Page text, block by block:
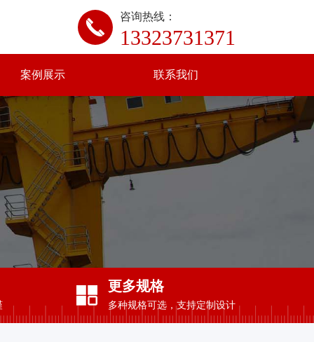
咨询热线：
13323731371
案例展示 联系我们
更多规格
多种规格可选，支持定制设计